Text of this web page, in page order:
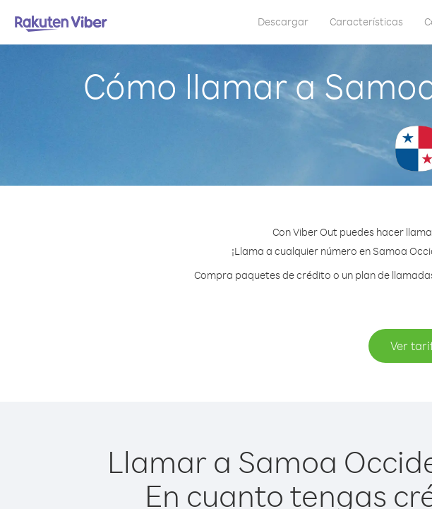
Descargar Características
Cómo llamar a
Con Viber Out puedes hacer
¡Llama a cualquier número en Samoa
Compra paquetes de crédito o un plan de
Ver
Llamar a Samoa
En cuanto tengas